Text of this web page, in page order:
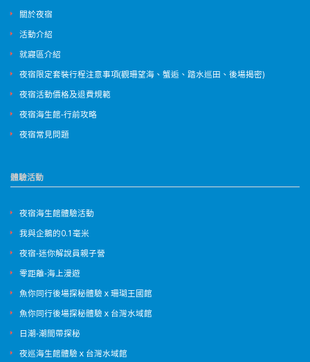
關於夜宿
活動介紹
就寢區介紹
夜宿限定套裝行程注意事項(觀珊望海、蟹逅、踏水巡田、後場揭密)
夜宿活動價格及退費規範
夜宿海生館-行前攻略
夜宿常見問題
體驗活動
夜宿海生館體驗活動
我與企鵝的0.1毫米
夜宿-迷你解說員親子營
零距離-海上漫遊
魚你同行後場探秘體驗ｘ珊瑚王國館
魚你同行後場探秘體驗ｘ台灣水域館
日潮-潮間帶探秘
夜巡海生館體驗ｘ台灣水域館